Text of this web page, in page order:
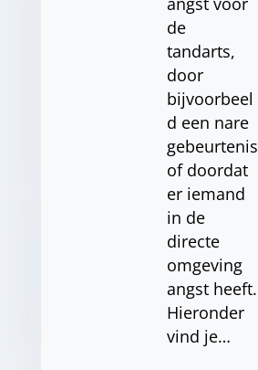
de
tandarts,
door
bijvoorbeel
d een nare
gebeurtenis
of doordat
er iemand
in de
directe
omgeving
angst heeft.
Hieronder
vind je…